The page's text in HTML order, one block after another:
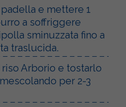
e mettere 1
a soffriggere
sminuzzata fino a
traslucida.
Arborio e tostarlo
per 2-3